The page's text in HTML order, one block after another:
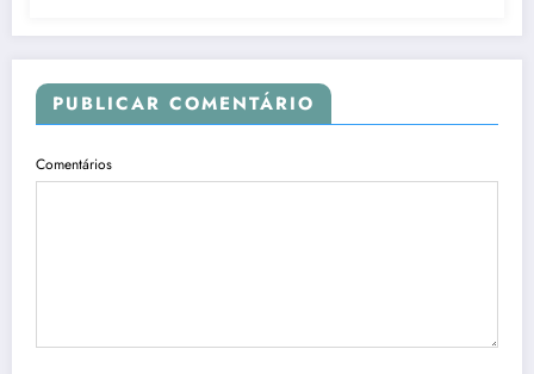
PUBLICAR COMENTÁRIO
Comentários